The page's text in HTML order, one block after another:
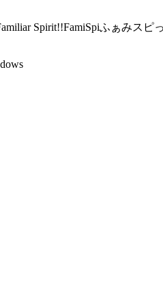
Spirit!!FamiSpiふぁみスピ